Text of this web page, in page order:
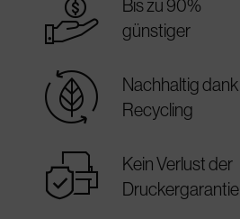
best_price
Bis zu 90%
günstiger
sustainable
Nachhaltig dank
Recycling
warranty
Kein Verlust der
Druckergarantie